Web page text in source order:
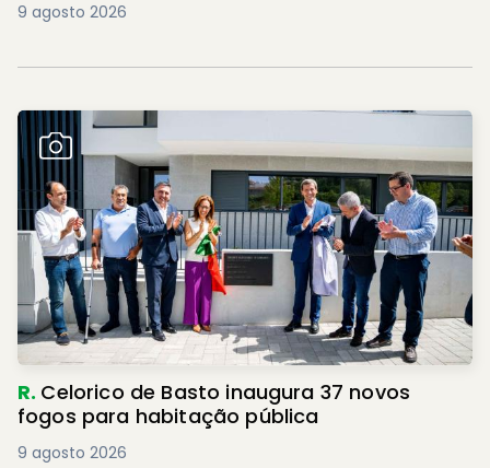
9 agosto 2026
R. Celorico de Basto inaugura 37 novos
fogos para habitação pública
9 agosto 2026